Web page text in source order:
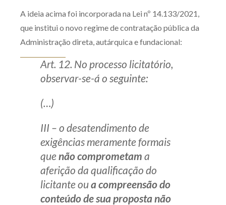
A ideia acima foi incorporada na Lei nº 14.133/2021,
que institui o novo regime de contratação pública da
Administração direta, autárquica e fundacional:
Art. 12. No processo licitatório,
observar-se-á o seguinte:
(…)
III – o desatendimento de
exigências meramente formais
quenão comprometam a
aferição da qualificação do
licitante oua compreensão do
conteúdo de sua proposta não